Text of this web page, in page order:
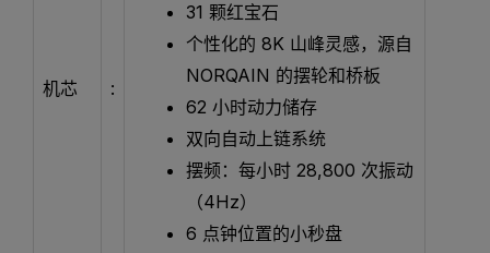
机芯 :
31 颗红宝石
个性化的 8K 山峰灵感，源自
NORQAIN 的摆轮和桥板
62 小时动力储存
双向自动上链系统
摆频：每小时 28,800 次振动
（4Hz）
6 点钟位置的小秒盘